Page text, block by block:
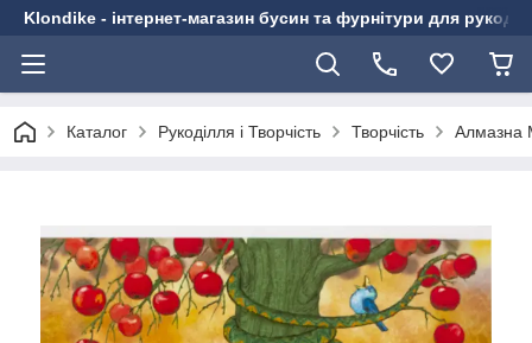
Klondike - інтернет-магазин бусин та фурнітури для
Каталог Рукоділля і Творчість Творчість Алмазна